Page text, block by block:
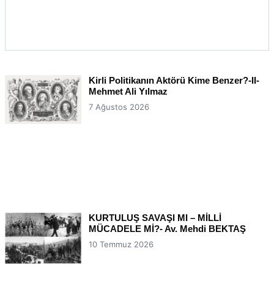
Kirli Politikanın Aktörü Kime Benzer?-II-
Mehmet Ali Yılmaz
7 Ağustos 2026
KURTULUŞ SAVAŞI MI – MİLLİ
MÜCADELE Mİ?- Av. Mehdi BEKTAŞ
10 Temmuz 2026